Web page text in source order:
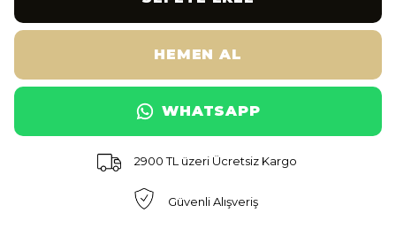
HEMEN AL
WHATSAPP
2900 TL üzeri Ücretsiz Kargo
Güvenli Alışveriş